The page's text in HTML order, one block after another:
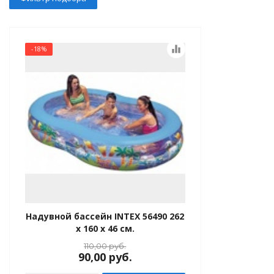
матрасы
кровати
плотики
-18% equalizer
Надувной бассейн INTEX 56490 262
x 160 x 46 см.
110,00руб.
90,00 руб.